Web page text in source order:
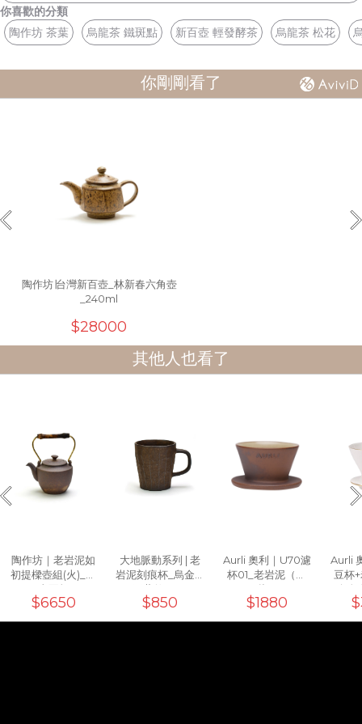
你喜歡的分類
陶作坊 茶葉
烏龍茶 鐵斑點 新百壺 輕發酵茶 烏龍茶 松花
你剛剛看了
陶作坊∣台灣新百壺_林新春六角壺
_240ml
$28000
其他人也看了
陶作坊｜老岩泥如
初提樑壺組(火)_一
壺兩杯
$6650
大地脈動系列 | 老
岩泥刻痕杯_烏金黑
(工藝款)10oz
$850
Aurli 奧利｜U70濾
杯01_老岩泥（上
釉）
$1880
Aurli
豆杯
+白
濾杯